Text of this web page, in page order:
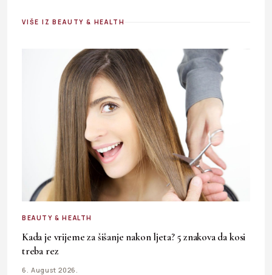
VIŠE IZ BEAUTY & HEALTH
BEAUTY & HEALTH
Kada je vrijeme za šišanje nakon ljeta? 5 znakova da kosi
treba rez
6. August 2026.